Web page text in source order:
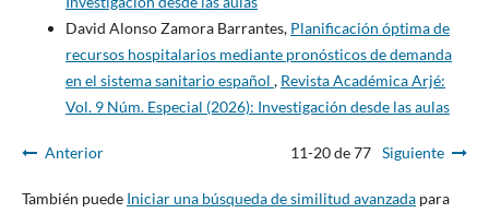
David Alonso Zamora Barrantes, Planificación óptima de
recursos hospitalarios mediante pronósticos de demanda
en el sistema sanitario español , Revista Académica Arjé:
Vol. 9 Núm. Especial (2026): Investigación desde las aulas
Anterior 11-20 de 77 Siguiente
También puede Iniciar una búsqueda de similitud avanzadapara